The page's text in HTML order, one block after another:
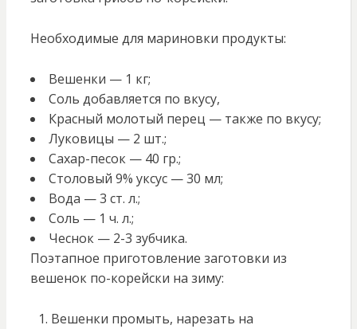
Необходимые для мариновки продукты:
Вешенки — 1 кг;
Соль добавляется по вкусу,
Красный молотый перец — также по вкусу;
Луковицы — 2 шт.;
Сахар-песок — 40 гр.;
Столовый 9% уксус — 30 мл;
Вода — 3 ст. л.;
Соль — 1 ч. л.;
Чеснок — 2-3 зубчика.
Поэтапное приготовление заготовки из
вешенок по-корейски на зиму:
Вешенки промыть, нарезать на